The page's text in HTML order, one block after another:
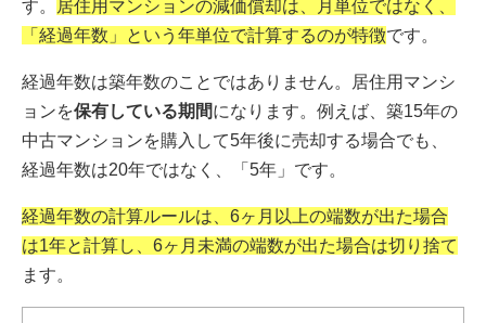
す。
居住用マンションの減価償却は、月単位ではなく、
「経過年数」という年単位で計算するのが特徴です。
経過年数は築年数のことではありません。居住用マンシ
ョンを保有している期間になります。例えば、築15年の
中古マンションを購入して5年後に売却する場合でも、
経過年数は20年ではなく、「5年」です。
経過年数の計算ルールは、6ヶ月以上の端数が出た場合
は1年と計算し、6ヶ月未満の端数が出た場合は切り捨て
ます。